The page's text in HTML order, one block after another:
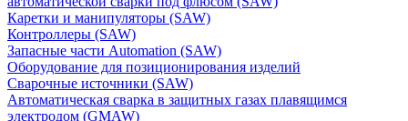
Каретки и манипуляторы (SAW)
Контроллеры (SAW)
Запасные части Automation (SAW)
Оборудование для позиционирования изделий
Сварочные источники (SAW)
Автоматическая сварка в защитных газах плавящимся
электродом (GMAW)